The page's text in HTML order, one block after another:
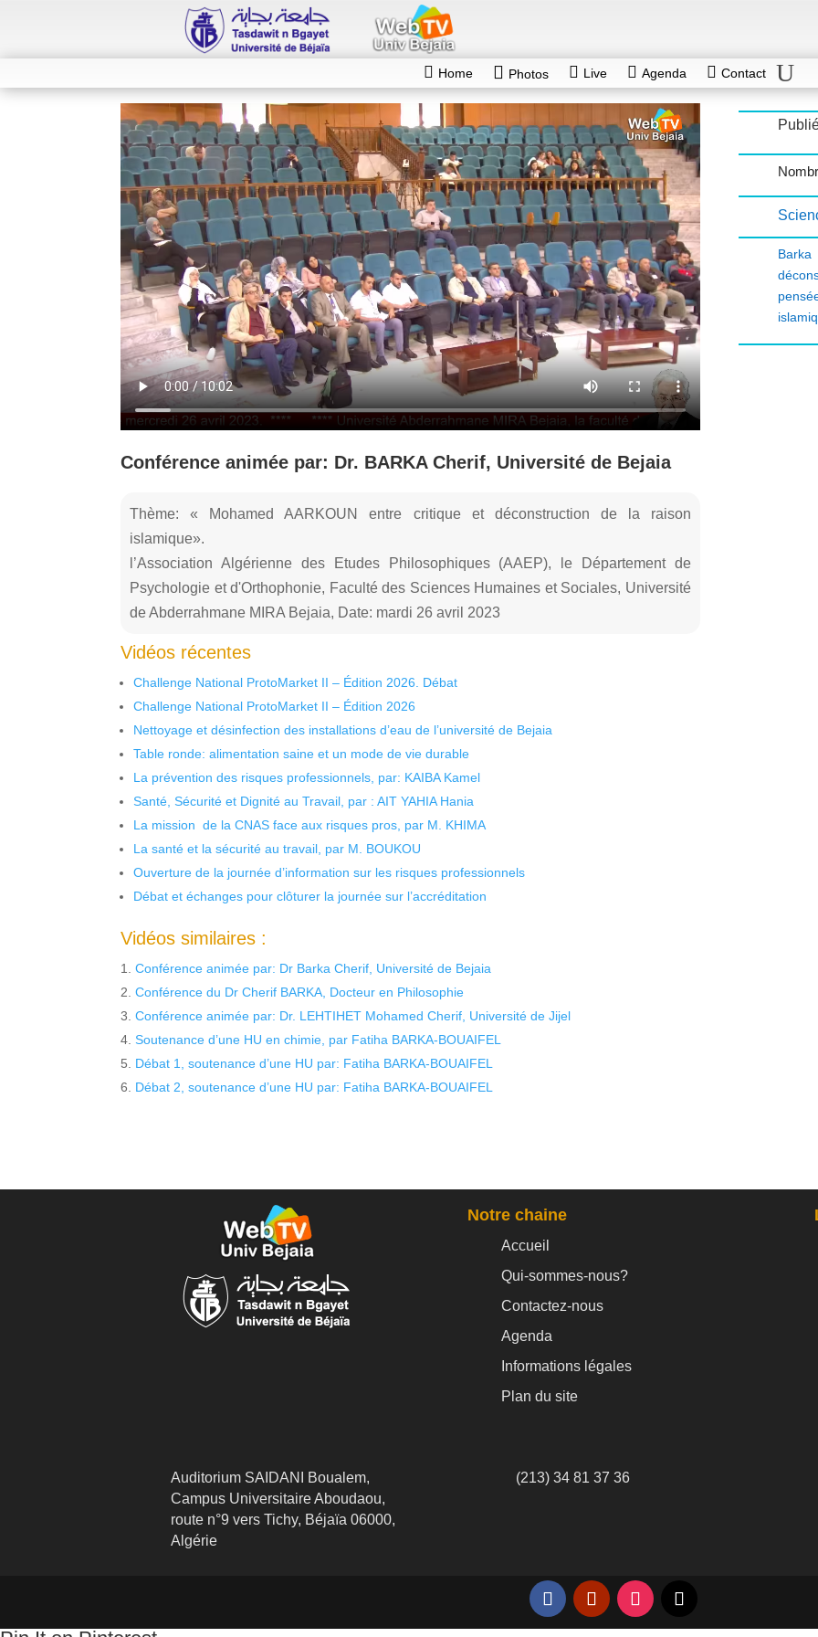
Home Photos Live Agenda Contact
Conférence animée par: Dr. BARKA Cherif, Université de Bejaia
Thème: « Mohamed AARKOUN entre critique et déconstruction de la raison
islamique».
l’Association Algérienne des Etudes Philosophiques (AAEP), le Département de
Psychologie et d'Orthophonie, Faculté des Sciences Humaines et Sociales, Université
de Abderrahmane MIRA Bejaia, Date: mardi 26 avril 2023
Vidéos récentes
Challenge National ProtoMarket II – Édition 2026. Débat
Challenge National ProtoMarket II – Édition 2026
Nettoyage et désinfection des installations d’eau de l’université de Bejaia
Table ronde: alimentation saine et un mode de vie durable
La prévention des risques professionnels, par: KAIBA Kamel
Santé, Sécurité et Dignité au Travail, par : AIT YAHIA Hania
La mission de la CNAS face aux risques pros, par M. KHIMA
La santé et la sécurité au travail, par M. BOUKOU
Ouverture de la journée d’information sur les risques professionnels
Débat et échanges pour clôturer la journée sur l’accréditation
Vidéos similaires :
Conférence animée par: Dr Barka Cherif, Université de Bejaia
Conférence du Dr Cherif BARKA, Docteur en Philosophie
Conférence animée par: Dr. LEHTIHET Mohamed Cherif, Université de Jijel
Soutenance d’une HU en chimie, par Fatiha BARKA-BOUAIFEL
Débat 1, soutenance d’une HU par: Fatiha BARKA-BOUAIFEL
Débat 2, soutenance d’une HU par: Fatiha BARKA-BOUAIFEL
Barka
Notre chaine
Accueil
Qui-sommes-nous?
Contactez-nous
Agenda
Informations légales
Plan du site
Auditorium SAIDANI Boualem,
Campus Universitaire Aboudaou,
route n°9 vers Tichy, Béjaïa 06000,
Algérie
(213) 34 81 37 36